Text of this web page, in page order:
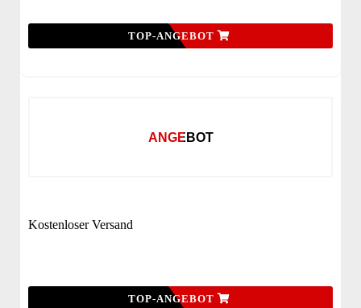
TOP-ANGEBOT
ANGEBOT
Kostenloser Versand
TOP-ANGEBOT